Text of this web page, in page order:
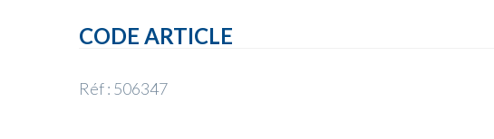
CODE ARTICLE
Réf : 506347